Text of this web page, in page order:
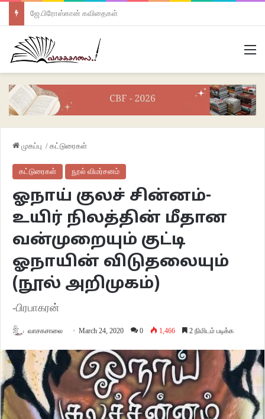
ஜே.பிரோஸ்கான் கவிதைகள்
முகப்பு / கட்டுரைகள்
கட்டுரைகள் நூல் விமர்சனம்
ஓநாய் குலச் சின்னம்-
உயிர் நிலத்தின் மீதான
வன்முறையும் குட்டி
ஓநாயின் விடுதலையும்
(நூல் அறிமுகம்)
-பிரபாகரன்
வாசகசாலை March 24, 2020 0 1,466 2 நிமிடம் படிக்க